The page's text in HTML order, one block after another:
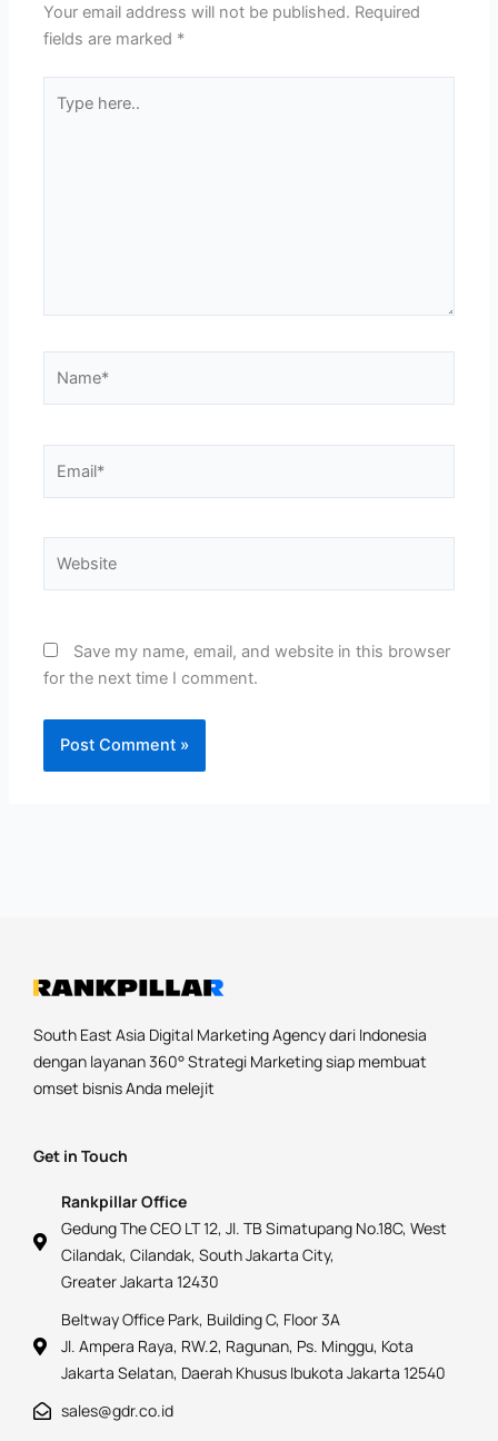
Your email address will not be published. Required
fields are marked *
here..
Save my name, email, and website in this browser
for the next time I comment.
South East Asia Digital Marketing Agency dari Indonesia
dengan layanan 360° Strategi Marketing siap membuat
omset bisnis Anda melejit
Get in Touch
Rankpillar Office
Gedung The CEO LT 12, Jl. TB Simatupang No.18C, West
Cilandak, Cilandak, South Jakarta City,
Greater Jakarta 12430
Beltway Office Park, Building C, Floor 3A
Jl. Ampera Raya, RW.2, Ragunan, Ps. Minggu, Kota
Jakarta Selatan, Daerah Khusus Ibukota Jakarta 12540
sales@gdr.co.id